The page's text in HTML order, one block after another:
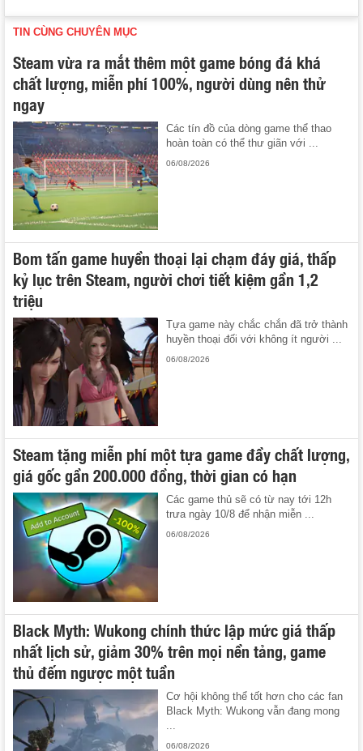
TIN CÙNG CHUYÊN MỤC
Steam vừa ra mắt thêm một game bóng đá khá
chất lượng, miễn phí 100%, người dùng nên thử
ngay
Các tín đồ của dòng game thể thao
hoàn toàn có thể thư giãn với ...
06/08/2026
Bom tấn game huyền thoại lại chạm đáy giá, thấp
kỷ lục trên Steam, người chơi tiết kiệm gần 1,2
triệu
Tựa game này chắc chắn đã trở thành
huyền thoại đối với không ít người ...
06/08/2026
Steam tặng miễn phí một tựa game đầy chất lượng,
giá gốc gần 200.000 đồng, thời gian có hạn
Các game thủ sẽ có từ nay tới 12h
trưa ngày 10/8 để nhận miễn ...
06/08/2026
Black Myth: Wukong chính thức lập mức giá thấp
nhất lịch sử, giảm 30% trên mọi nền tảng, game
thủ đếm ngược một tuần
Cơ hội không thể tốt hơn cho các fan
Black Myth: Wukong vẫn đang mong
06/08/2026